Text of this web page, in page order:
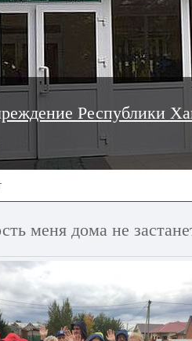
Республики
меня дома не